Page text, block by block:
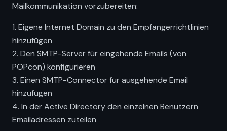
Mailkommunikation vorzubereiten:
1. Eigene Internet Domain zu den Empfängerrichtlinien
hinzufügen
2. Den SMTP-Server für eingehende Emails (von
POPcon) konfigurieren
3. Einen SMTP-Connector für ausgehende Email
hinzufügen
4. In der Active Directory den einzelnen Benutzern
Emailadressen zuteilen